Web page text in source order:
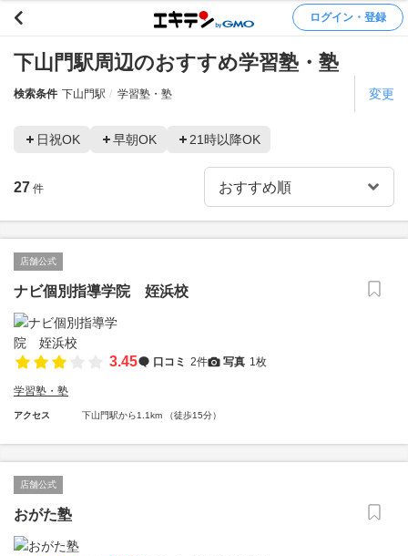
ログイン・登録
下山門駅周辺のおすすめ学習塾・塾
検索条件 下山門駅 学習塾・塾 変更
日祝OK 早朝OK 21時以降OK
27 件
店舗公式
ナビ個別指導学院 姪浜校
3.45 口コミ 2件 写真 1枚
学習塾・塾
アクセス 下山門駅から1.1km （徒歩15分）
店舗公式
おがた塾